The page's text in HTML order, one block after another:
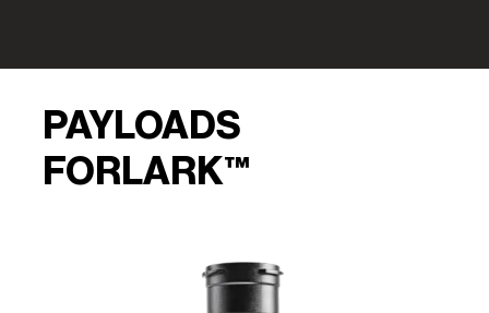
PAYLOADS
FOR LARK™